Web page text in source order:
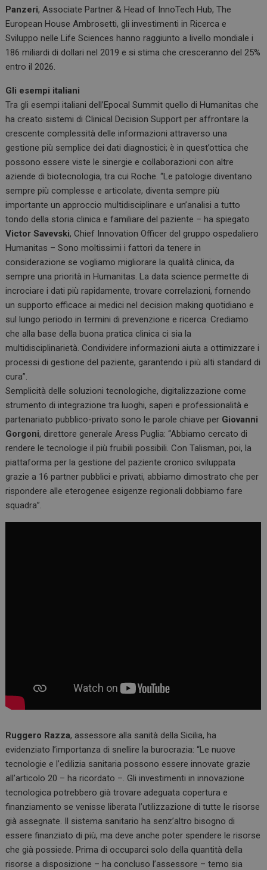
Panzeri, Associate Partner & Head of InnoTech Hub, The
European House Ambrosetti, gli investimenti in Ricerca e
Sviluppo nelle Life Sciences hanno raggiunto a livello mondiale i
186 miliardi di dollari nel 2019 e si stima che cresceranno del 25%
entro il 2026.
Gli esempi italiani
Tra gli esempi italiani dell’Epocal Summit quello di Humanitas che
ha creato sistemi di Clinical Decision Support per affrontare la
crescente complessità delle informazioni attraverso una
gestione più semplice dei dati diagnostici; è in quest’ottica che
possono essere viste le sinergie e collaborazioni con altre
aziende di biotecnologia, tra cui Roche. “Le patologie diventano
sempre più complesse e articolate, diventa sempre più
importante un approccio multidisciplinare e un’analisi a tutto
tondo della storia clinica e familiare del paziente – ha spiegato
Victor Savevski, Chief Innovation Officer del gruppo ospedaliero
Humanitas – Sono moltissimi i fattori da tenere in
considerazione se vogliamo migliorare la qualità clinica, da
sempre una priorità in Humanitas. La data science permette di
incrociare i dati più rapidamente, trovare correlazioni, fornendo
un supporto efficace ai medici nel decision making quotidiano e
sul lungo periodo in termini di prevenzione e ricerca. Crediamo
che alla base della buona pratica clinica ci sia la
multidisciplinarietà. Condividere informazioni aiuta a ottimizzare i
processi di gestione del paziente, garantendo i più alti standard di
cura”.
Semplicità delle soluzioni tecnologiche, digitalizzazione come
strumento di integrazione tra luoghi, saperi e professionalità e
partenariato pubblico-privato sono le parole chiave per Giovanni
Gorgoni, direttore generale Aress Puglia: “Abbiamo cercato di
rendere le tecnologie il più fruibili possibili. Con Talisman, poi, la
piattaforma per la gestione del paziente cronico sviluppata
grazie a 16 partner pubblici e privati, abbiamo dimostrato che per
rispondere alle eterogenee esigenze regionali dobbiamo fare
squadra”.
Ruggero Razza, assessore alla sanità della Sicilia, ha
evidenziato l’importanza di snellire la burocrazia: “Le nuove
tecnologie e l’edilizia sanitaria possono essere innovate grazie
all’articolo 20 – ha ricordato –. Gli investimenti in innovazione
tecnologica potrebbero già trovare adeguata copertura e
finanziamento se venisse liberata l’utilizzazione di tutte le risorse
già assegnate. Il sistema sanitario ha senz’altro bisogno di
essere finanziato di più, ma deve anche poter spendere le risorse
che già possiede. Prima di occuparci solo della quantità della
risorse a disposizione – ha concluso l’assessore – temo sia